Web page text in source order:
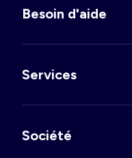
Besoin d'aide
Services
Société